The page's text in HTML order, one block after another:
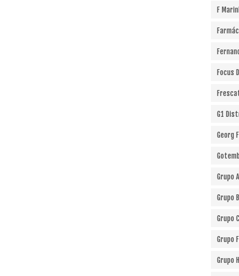
F
Focus
G1
Georg
Grupo
Grupo
Grupo
Grupo
Grupo